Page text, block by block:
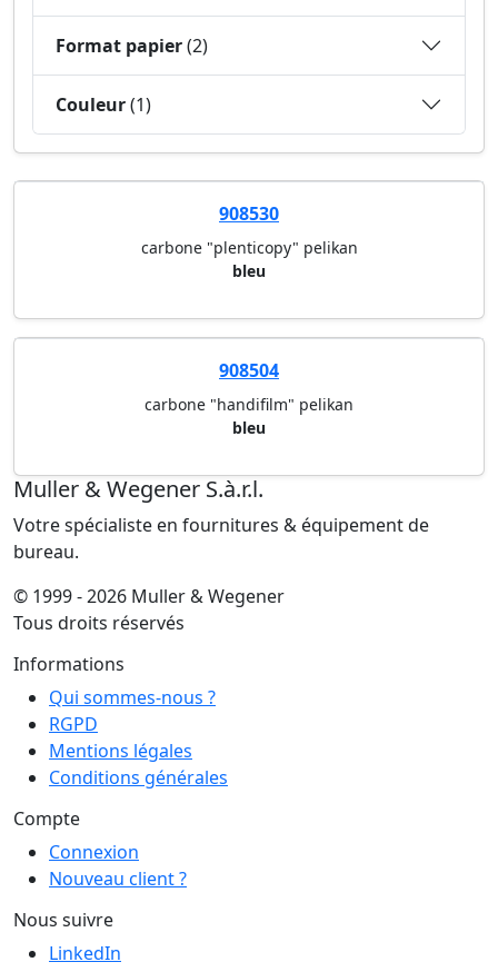
Format papier(2)
Couleur(1)
908530
carbone "plenticopy" pelikan
bleu
908504
carbone "handifilm" pelikan
bleu
Muller & Wegener S.à.r.l.
Votre spécialiste en fournitures & équipement de
bureau.
© 1999 - 2026 Muller & Wegener
Tous droits réservés
Informations
Qui sommes-nous ?
RGPD
Mentions légales
Conditions générales
Compte
Connexion
Nouveau client ?
Nous suivre
LinkedIn